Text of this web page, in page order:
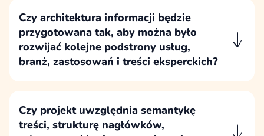
Czy architektura informacji będzie
przygotowana tak, aby można było
rozwijać kolejne podstrony usług,
branż, zastosowań i treści eksperckich?
dodawać kolejne usługi, branże, zastosowania
i treści eksperckie bez przebudowy całego
Czy projekt uwzględnia semantykę
treści, strukturę nagłówków,